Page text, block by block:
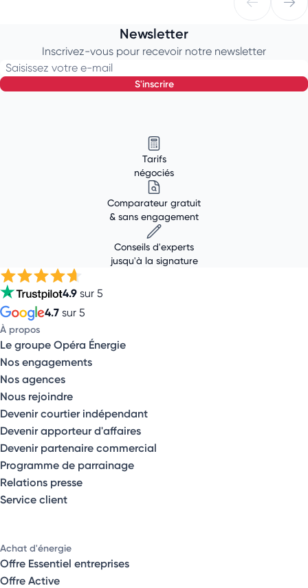
Newsletter
Inscrivez-vous pour recevoir notre newsletter
Saisissez votre e-mail
s'inscrire
Tarifs
négociés
Comparateur gratuit
& sans engagement
Conseils d'experts
jusqu'à la signature
4.9 sur 5
4.7 sur 5
À propos
Le groupe Opéra Énergie
Nos engagements
Nos agences
Nous rejoindre
Devenir courtier indépendant
Devenir apporteur d'affaires
Devenir partenaire commercial
Programme de parrainage
Relations presse
Service client
Achat d'énergie
Offre Essentiel entreprises
Offre Active